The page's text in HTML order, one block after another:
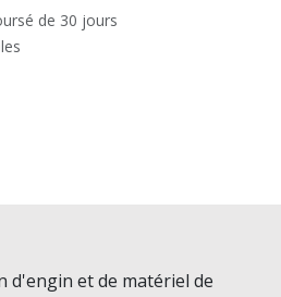
de 30 jours
d'engin et de matériel de